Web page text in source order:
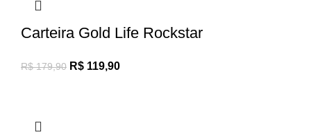
Carteira Gold Life Rockstar
R$179,90 R$ 119,90